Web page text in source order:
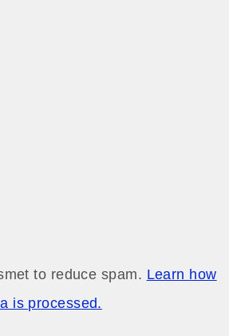
to reduce spam. Learn how
is processed.